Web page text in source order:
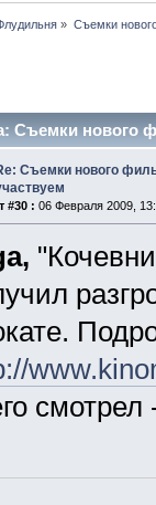
» Съемки
Съемки нового
Съемки нового
#30 : 06 Февраля 2009,
смотрел